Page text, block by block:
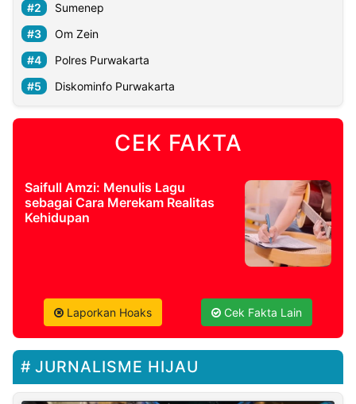
Sumenep
Om Zein
Polres Purwakarta
Diskominfo Purwakarta
CEK FAKTA
Saifull Amzi: Menulis Lagu
sebagai Cara Merekam Realitas
Kehidupan
Laporkan Hoaks Cek Fakta Lain
JURNALISME HIJAU